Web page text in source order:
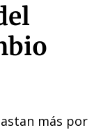
más por